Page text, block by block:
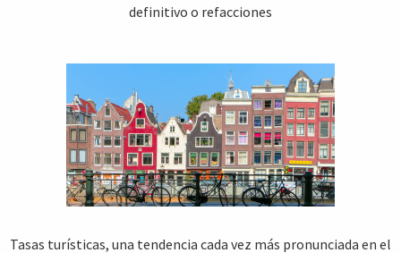
definitivo o refacciones
Tasas turísticas, una tendencia cada vez más pronunciada en el